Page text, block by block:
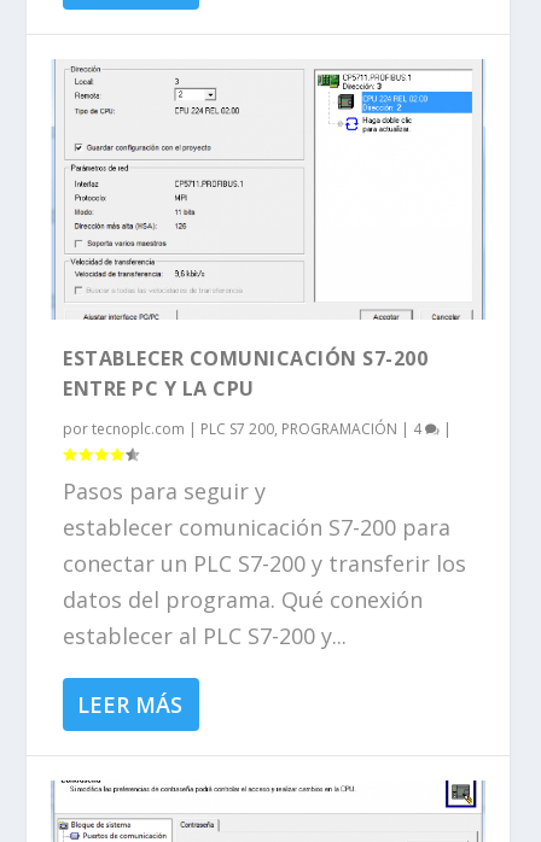
ESTABLECER COMUNICACIÓN S7-200
ENTRE PC Y LA CPU
portecnoplc.com | PLC S7 200, PROGRAMACIÓN | 4 |
Pasos para seguir y
establecer comunicación S7-200 para
conectar un PLC S7-200 y transferir los
datos del programa. Qué conexión
establecer al PLC S7-200 y...
LEER MÁS